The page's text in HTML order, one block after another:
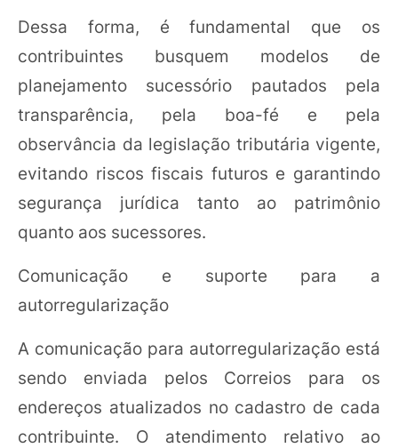
Dessa forma, é fundamental que os
contribuintes busquem modelos de
planejamento sucessório pautados pela
transparência, pela boa-fé e pela
observância da legislação tributária vigente,
evitando riscos fiscais futuros e garantindo
segurança jurídica tanto ao patrimônio
quanto aos sucessores.
Comunicação e suporte para a
autorregularização
A comunicação para autorregularização está
sendo enviada pelos Correios para os
endereços atualizados no cadastro de cada
contribuinte. O atendimento relativo ao